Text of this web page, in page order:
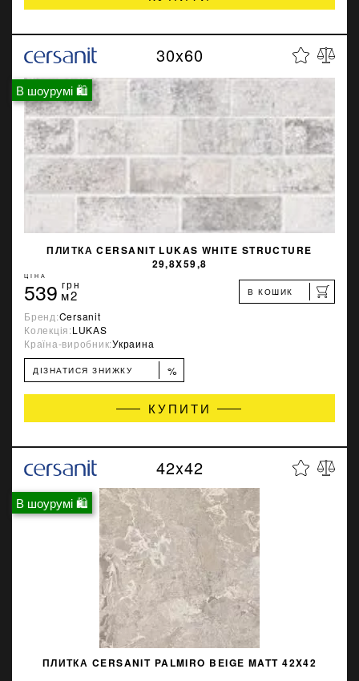
В шоурумі 🛍
30x60
ПЛИТКА CERSANIT LUKAS WHITE STRUCTURE
29,8X59,8
ЦІНА
539 грн
м2 В КОШИК
Бренд:Cersanit
Колекція:LUKAS
Країна-виробник:Украина
ДІЗНАТИСЯ ЗНИЖКУ %
КУПИТИ
В шоурумі 🛍
42x42
ПЛИТКА CERSANIT PALMIRO BEIGE MATT 42X42